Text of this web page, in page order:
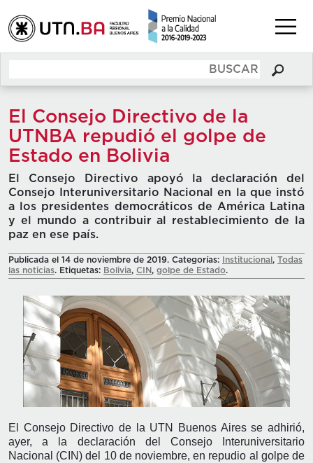
El Consejo Directivo de la
UTNBA repudió el golpe de
Estado en Bolivia
El Consejo Directivo apoyó la declaración del
Consejo Interuniversitario Nacional en la que instó
a los presidentes democráticos de América Latina
y el mundo a contribuir al restablecimiento de la
paz en ese país.
Publicada el 14 de noviembre de 2019. Categorías: Institucional , Todas
las noticias. Etiquetas: Bolivia, CIN, golpe de Estado.
El Consejo Directivo de la UTN Buenos Aires se adhirió,
ayer, a la declaración del Consejo Interuniversitario
Nacional (CIN) del 10 de noviembre, en repudio al golpe de